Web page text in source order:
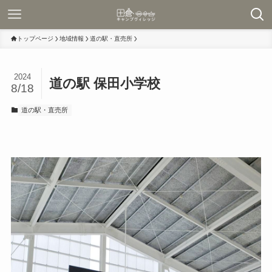
トップページ 地域情報 道の駅・直売所
道の駅 保田小学校
2024
8/18
道の駅・直売所